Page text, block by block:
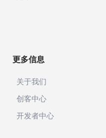
更多信息
关于我们
创客中心
开发者中心